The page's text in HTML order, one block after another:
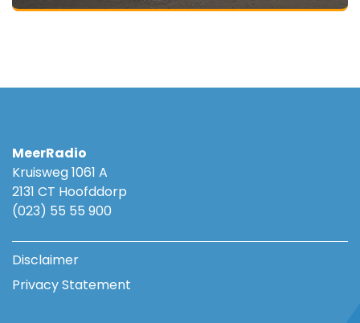
MeerRadio
Kruisweg 1061 A
2131 CT Hoofddorp
(023) 55 55 900
Disclaimer
Privacy Statement